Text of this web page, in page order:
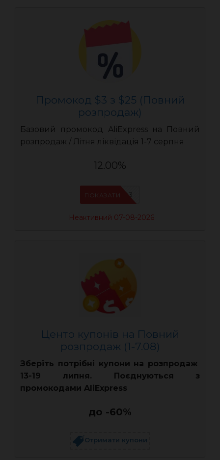
Промокод $3 з $25 (Повний
розпродаж)
Базовий промокод AliExpress на Повний
розпродаж / Літня ліквідація 1-7 серпня
12.00%
UASC03
ПОКАЗАТИ
Неактивний 07-08-2026
Центр купонів на Повний
розпродаж (1-7.08)
Зберіть потрібні купони на розпродаж
13-19 липня. Поєднуються з
промокодами AliExpress
до -60%
Отримати купони